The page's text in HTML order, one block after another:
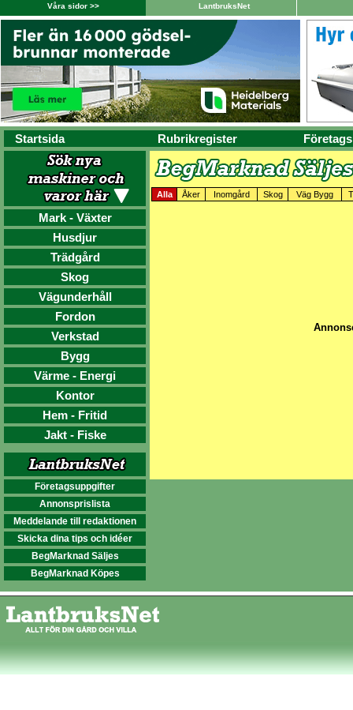
Våra sidor >> LantbruksNet
Startsida Rubrikregister
Mark - Växter
Husdjur
Trädgård
Skog
Vägunderhåll
Fordon
Verkstad
Bygg
Värme - Energi
Kontor
Hem - Fritid
Jakt - Fiske
Företagsuppgifter
Annonsprislista
Meddelande till redaktionen
Skicka dina tips och idéer
BegMarknad Säljes
BegMarknad Köpes
Alla Åker Inomgård Skog Väg Bygg